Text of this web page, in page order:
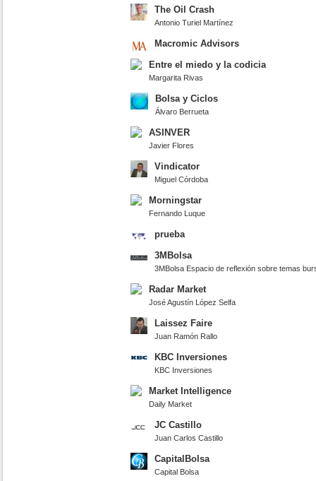
The Oil Crash
Antonio Turiel Martínez
Macromic Advisors
Entre el miedo y la codicia
Margarita Rivas
Bolsa y Ciclos
Álvaro Berrueta
ASINVER
Javier Flores
Vindicator
Miguel Córdoba
Morningstar
Fernando Luque
prueba
3MBolsa
3MBolsa Espacio de reflexión sobre temas
Radar Market
José Agustín López Selfa
Laissez Faire
Juan Ramón Rallo
KBC Inversiones
KBC Inversiones
Market Intelligence
Daily Market
JC Castillo
Juan Carlos Castillo
CapitalBolsa
Capital Bolsa